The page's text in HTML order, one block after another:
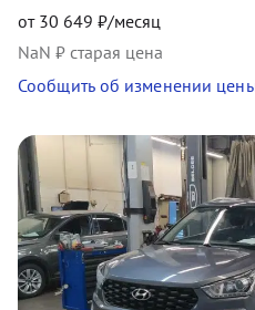
от 30 649 ₽/месяц
NaN ₽ старая цена
Сообщить об изменении